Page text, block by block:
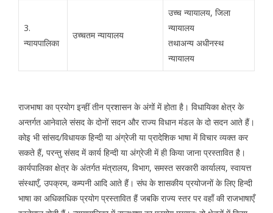
3.
न्यायपालिका
उच्चतम न्यायालय
उच्च न्यायालय, जिला
न्यायालय
तथाअन्य अधीनस्थ
न्यायालय
राजभाषा का प्रयोग इन्हीं तीन प्रशासन के अंगों में होता है। विधायिका क्षेत्र के
अन्तर्गत आनेवाले संसद के दोनों सदन और राज्य विधान मंडल के दो सदन आते हैं।
कोइ भी सांसद/विधायक हिन्दी या अंग्रेजी या प्रादेशिक भाषा में विचार व्यक्त कर
सकते हैं, परन्तु संसद में कार्य हिन्दी या अंग्रेजी में ही किया जाना प्रस्तावित है।
कार्यपालिका क्षेत्र के अंतर्गत मंत्रालय, विभाग, समस्त सरकारी कार्यालय, स्वायत्त
संस्थाएँ, उपक्रम, कम्पनी आदि आते हैं। संघ के शासकीय प्रयोजनों के लिए हिन्दी
भाषा का अधिकाधिक प्रयोग प्रस्तावित हैं जबकि राज्य स्तर पर वहाँ की राजभाषाएँ